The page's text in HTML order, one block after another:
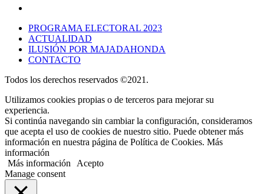
PROGRAMA ELECTORAL 2023
ACTUALIDAD
ILUSIÓN POR MAJADAHONDA
CONTACTO
Todos los derechos reservados ©2021.
Utilizamos cookies propias o de terceros para mejorar su
experiencia.
Si continúa navegando sin cambiar la configuración, consideramos
que acepta el uso de cookies de nuestro sitio. Puede obtener más
información en nuestra página de Política de Cookies. Más
información
Más información
Acepto
Manage consent